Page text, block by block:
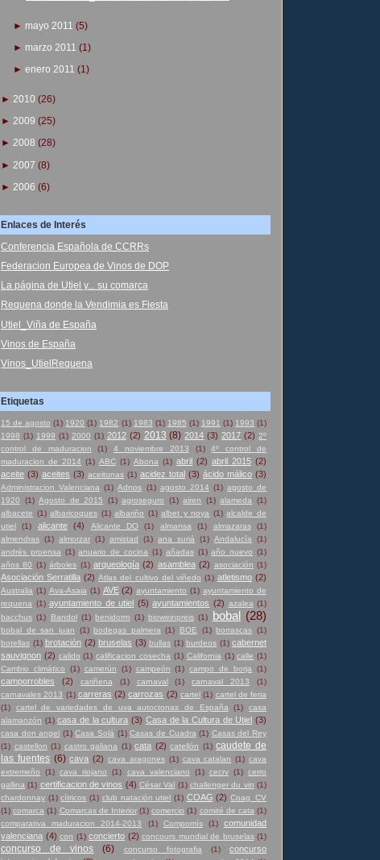
► mayo 2011 (5)
► marzo 2011 (1)
► enero 2011 (1)
► 2010 (26)
► 2009 (25)
► 2008 (28)
► 2007 (8)
► 2006 (6)
Enlaces de Interés
Conferencia Española de CCRRs
Federacion Europea de Vinos de DOP
La página de Utiel y... su comarca
Requena donde la Vendimia es Fiesta
Utiel_Viña de España
Vinos de España
Vinos_UtielRequena
Etiquetas
15 de agosto (1) 1920 (1) 1982 (1) 1983 (1) 1985 (1) 1991 (1) 1993 (1)
1998 (1) 1999 (1) 2000 (1) 2012 (2) 2013 (8) 2014 (3) 2017 (2) 2º
control de maduracion
(1) 4 noviembre 2013 (1)
4º control de
maduracion de 2014 (1) ABC (1) Abona (1) abril (2) abril 2015 (2)
aceite (3) aceites (3) aceitunas (1) acidez total (3) ácido málico (3)
Administracion Valenciana (1) Adnos (1) agosto 2014 (1) agosto de
1920
(1) Agosto de 2015 (1) agroseguro (1) airen (1) alameda
(1)
albacete (1) albaricoques (1) albariño (1) albet y noya (1) alcalde de
utiel
(1) alicante (4) Alicante DO (1) almansa (1) almazaras
(1)
almendras (1) almorzar (1) amistad (1) ana suriá (1) Andalucía
(1)
andrés proensa (1) anuario de cocina (1) añadas (1) año nuevo (1)
años 80 (1) árboles (1) arqueología (2) asamblea (2) asociación (1)
Asociación Serratilla (2) Atlas del cultivo del viñedo (1) atletismo (2)
Australia (1) Ava-Asaja (1) AVE (2) ayuntamiento (1) ayuntamiento de
requena (1) ayuntamiento de utiel (5) ayuntamientos (2) azalea (1)
bacchus (1) Bandol (1) benidorm (1) bioweinpreis (1) bobal (28)
bobal de san juan (1) bodegas palmera (1) BOE (1) borrascas (1)
botellas (1) brotación (2) bruselas (3) bullas (1) burdeos (1) cabernet
sauvignon (2) calido (1) calificacion cosecha (1) California (1) calle (1)
Cambio climático
(1) camerún (1) campeón (1) campo de borja (1)
camporrobles (2) cariñena (1) carnaval (1) carnaval 2013
(1)
carnavales 2013 (1) carreras (2) carrozas (2) cartel (1) cartel de feria
(1)
cartel de variedades de uva autoctonas de España (1)
casa
alamanzón (1) casa de la cultura (3) Casa de la Cultura de Utiel (3)
casa don angel (1) Casa Solá (1) Casas de Cuadra (1) Casas del Rey
(1) castellon (1) castro galiana (1) cata (2) catellón (1) caudete de
las fuentes (6) cava (2) cava aragones (1) cava catalan (1) cava
extremeño
(1) cava riojano (1) cava valenciano (1) cecrv (1) cerro
gallina (1) certificacion de vinos (4) César Val (1) challenger du vin (1)
chardonnay (1) cítricos (1) club natación utiel (1) COAG (2) Coag_CV
(1) comarca (1) Comarcas de Interior (1) comercio (1) comité de cata (1)
comparativa maduracion 2014-2013
(1) Compomís (1)
comunidad
valenciana (4) con (1) concierto (2) concours mundial de bruselas (1)
concurso de vinos (6) concurso fotografia (1)
concurso